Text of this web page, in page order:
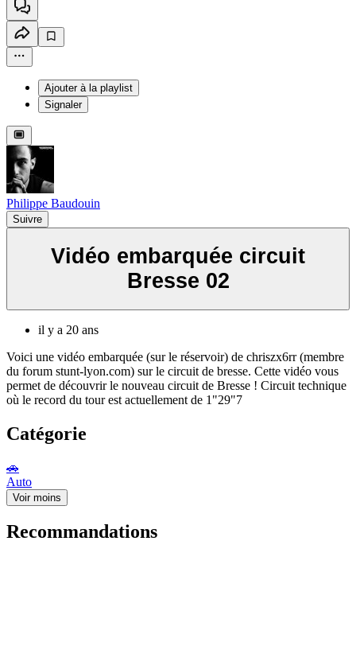
Ajouter à la playlist
Signaler
Philippe Baudouin
Suivre
Vidéo embarquée circuit
Bresse 02
il y a 20 ans
Voici une vidéo embarquée (sur le réservoir) de chriszx6rr (membre
du forum stunt-lyon.com) sur le circuit de bresse. Cette vidéo vous
permet de découvrir le nouveau circuit de Bresse ! Circuit technique
où le record du tour est actuellement de 1"29"7
Catégorie
🚗
Auto
Voir moins
Recommandations